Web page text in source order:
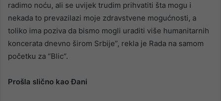
radimo noću, ali se uvijek trudim prihvatiti šta mogu i
nekada to prevazilazi moje zdravstvene mogućnosti, a
toliko ima poziva da bismo mogli uraditi više humanitarnih
koncerata dnevno širom Srbije”, rekla je Rada na samom
početku za “Blic“.
Prošla slično kao Đani